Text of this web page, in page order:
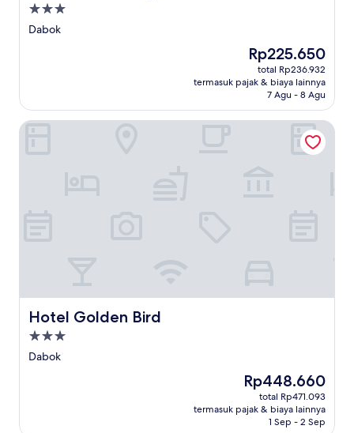
Properti
bintang
Dabok
Harga
sekarang
Rp225.650
Rp225.650
total Rp236.932
termasuk pajak & biaya lainnya
7 Agu - 8 Agu
Hotel Golden Bird
Hotel Golden Bird
Properti
bintang
Dabok
Harga
sekarang
Rp448.660
Rp448.660
total Rp471.093
termasuk pajak & biaya lainnya
1 Sep - 2 Sep
Hotel Golden Bird